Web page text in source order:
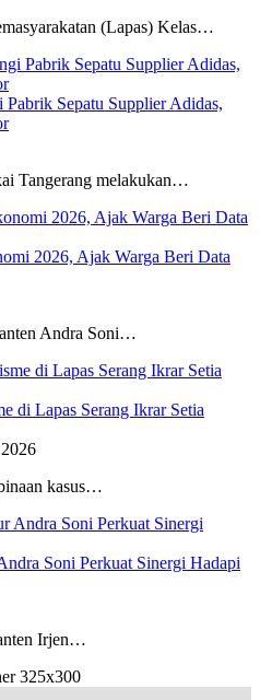
(Lapas) Kelas…
Sepatu Supplier Adidas,
Tangerang melakukan…
2026, Ajak Warga Beri Data
Andra Soni…
di Lapas Serang Ikrar Setia
kasus…
Soni Perkuat Sinergi Hadapi
Irjen…